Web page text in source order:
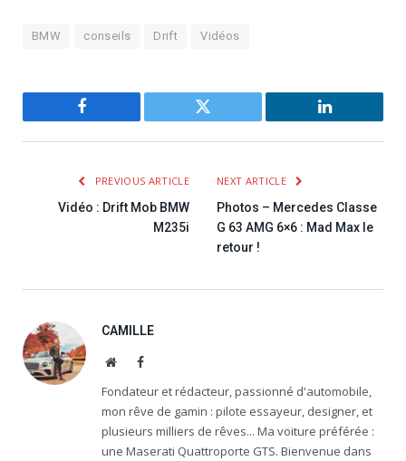
BMW conseils Drift Vidéos
Facebook Twitter LinkedIn
PREVIOUS ARTICLE
Vidéo : Drift Mob BMW
M235i
NEXT ARTICLE
Photos – Mercedes Classe
G 63 AMG 6×6 : Mad Max le
retour !
CAMILLE
WebsiteFacebook
Fondateur et rédacteur, passionné d'automobile,
mon rêve de gamin : pilote essayeur, designer, et
plusieurs milliers de rêves... Ma voiture préférée :
une Maserati Quattroporte GTS. Bienvenue dans